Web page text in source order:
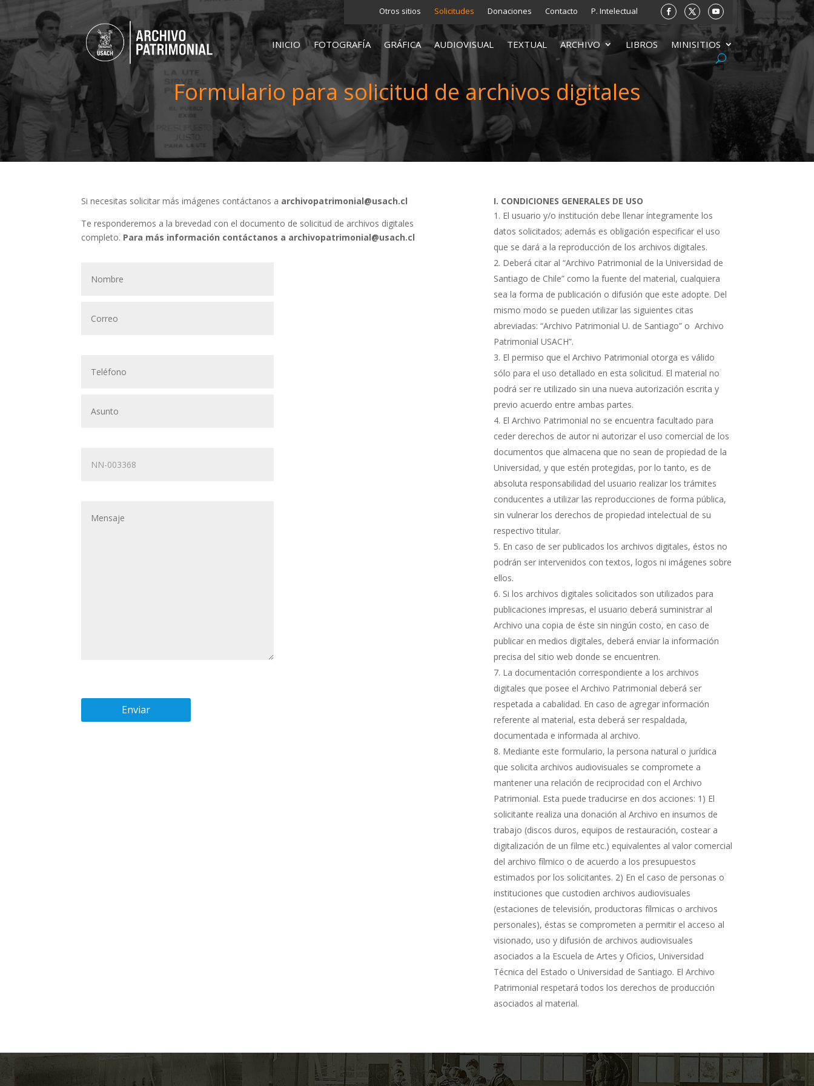
Otros sitios Solicitudes Donaciones Contacto P. Intelectual
INICIO FOTOGRAFÍA GRÁFICA AUDIOVISUAL TEXTUAL ARCHIVO LIBROS MINISITIOS
Formulario para solicitud de archivos digitales
Si necesitas solicitar más imágenes contáctanos a archivopatrimonial@usach.cl
Te responderemos a la brevedad con el documento de solicitud de archivos digitales
completo. Para más información contáctanos a archivopatrimonial@usach.cl
I. CONDICIONES GENERALES DE USO
El usuario y/o institución debe llenar íntegramente los
datos solicitados; además es obligación especificar el uso
que se dará a la reproducción de los archivos digitales.
Deberá citar al “Archivo Patrimonial de la Universidad de
Santiago de Chile” como la fuente del material, cualquiera
sea la forma de publicación o difusión que este adopte. Del
mismo modo se pueden utilizar las siguientes citas
abreviadas: “Archivo Patrimonial U. de Santiago” o Archivo
Patrimonial USACH”.
El permiso que el Archivo Patrimonial otorga es válido
sólo para el uso detallado en esta solicitud. El material no
podrá ser re utilizado sin una nueva autorización escrita y
previo acuerdo entre ambas partes.
El Archivo Patrimonial no se encuentra facultado para
ceder derechos de autor ni autorizar el uso comercial de los
documentos que almacena que no sean de propiedad de la
Universidad, y que estén protegidas, por lo tanto, es de
absoluta responsabilidad del usuario realizar los trámites
conducentes a utilizar las reproducciones de forma pública,
sin vulnerar los derechos de propiedad intelectual de su
respectivo titular.
En caso de ser publicados los archivos digitales, éstos no
podrán ser intervenidos con textos, logos ni imágenes sobre
ellos.
Si los archivos digitales solicitados son utilizados para
publicaciones impresas, el usuario deberá suministrar al
Archivo una copia de éste sin ningún costo, en caso de
publicar en medios digitales, deberá enviar la información
precisa del sitio web donde se encuentren.
La documentación correspondiente a los archivos
digitales que posee el Archivo Patrimonial deberá ser
respetada a cabalidad. En caso de agregar información
referente al material, esta deberá ser respaldada,
documentada e informada al archivo.
Mediante este formulario, la persona natural o jurídica
que solicita archivos audiovisuales se compromete a
mantener una relación de reciprocidad con el Archivo
Patrimonial. Esta puede traducirse en dos acciones: 1) El
solicitante realiza una donación al Archivo en insumos de
trabajo (discos duros, equipos de restauración, costear a
digitalización de un filme etc.) equivalentes al valor comercial
del archivo fílmico o de acuerdo a los presupuestos
estimados por los solicitantes. 2) En el caso de personas o
instituciones que custodien archivos audiovisuales
(estaciones de televisión, productoras fílmicas o archivos
personales), éstas se comprometen a permitir el acceso al
visionado, uso y difusión de archivos audiovisuales
asociados a la Escuela de Artes y Oficios, Universidad
Técnica del Estado o Universidad de Santiago. El Archivo
Patrimonial respetará todos los derechos de producción
asociados al material.